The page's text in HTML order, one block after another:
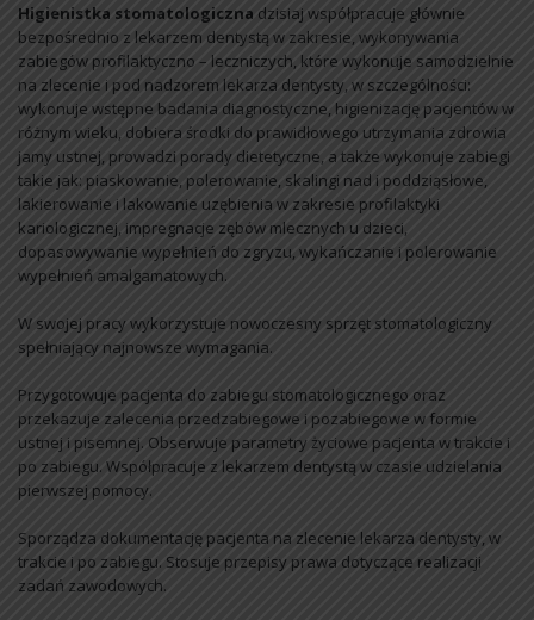
Higienistka stomatologiczna dzisiaj współpracuje głównie
bezpośrednio z lekarzem dentystą w zakresie, wykonywania
zabiegów profilaktyczno – leczniczych, które wykonuje samodzielnie
na zlecenie i pod nadzorem lekarza dentysty, w szczególności:
wykonuje wstępne badania diagnostyczne, higienizację pacjentów w
różnym wieku, dobiera środki do prawidłowego utrzymania zdrowia
jamy ustnej, prowadzi porady dietetyczne, a także wykonuje zabiegi
takie jak: piaskowanie, polerowanie, skalingi nad i poddziąsłowe,
lakierowanie i lakowanie uzębienia w zakresie profilaktyki
kariologicznej, impregnacje zębów mlecznych u dzieci,
dopasowywanie wypełnień do zgryzu, wykańczanie i polerowanie
wypełnień amalgamatowych.
W swojej pracy wykorzystuje nowoczesny sprzęt stomatologiczny
spełniający najnowsze wymagania.
Przygotowuje pacjenta do zabiegu stomatologicznego oraz
przekazuje zalecenia przedzabiegowe i pozabiegowe w formie
ustnej i pisemnej. Obserwuje parametry życiowe pacjenta w trakcie i
po zabiegu. Współpracuje z lekarzem dentystą w czasie udzielania
pierwszej pomocy.
Sporządza dokumentację pacjenta na zlecenie lekarza dentysty, w
trakcie i po zabiegu. Stosuje przepisy prawa dotyczące realizacji
zadań zawodowych.